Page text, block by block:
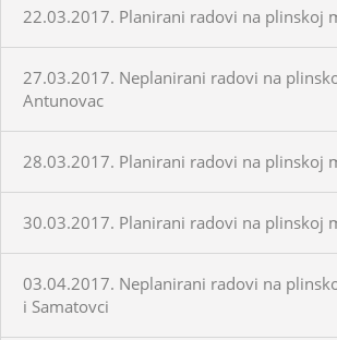
22.03.2017. Planirani radovi na plinskoj
27.03.2017. Neplanirani radovi na
Antunovac
28.03.2017. Planirani radovi na plinskoj
30.03.2017. Planirani radovi na plinskoj
03.04.2017. Neplanirani radovi na
i Samatovci